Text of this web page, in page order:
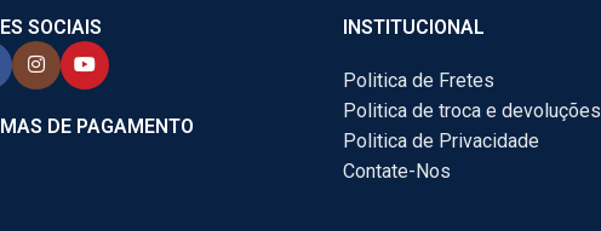
SOCIAIS
DE PAGAMENTO
INSTITUCIONAL
Politica de Fretes
Politica de troca e devoluções
Politica de Privacidade
Contate-Nos